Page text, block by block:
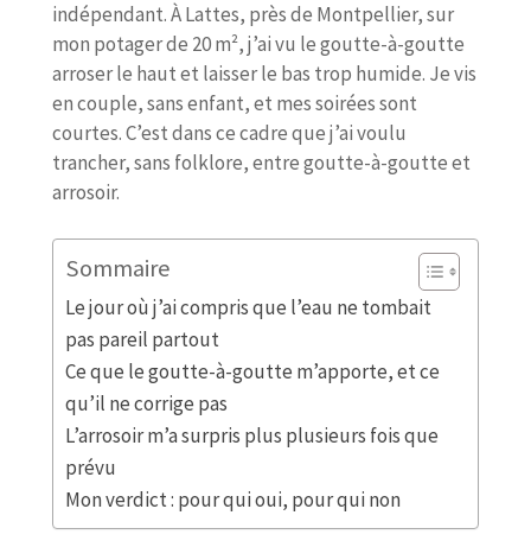
indépendant. À Lattes, près de Montpellier, sur
mon potager de 20 m², j’ai vu le goutte-à-goutte
arroser le haut et laisser le bas trop humide. Je vis
en couple, sans enfant, et mes soirées sont
courtes. C’est dans ce cadre que j’ai voulu
trancher, sans folklore, entre goutte-à-goutte et
arrosoir.
Sommaire
Le jour où j’ai compris que l’eau ne tombait
pas pareil partout
Ce que le goutte-à-goutte m’apporte, et ce
qu’il ne corrige pas
L’arrosoir m’a surpris plus plusieurs fois que
prévu
Mon verdict : pour qui oui, pour qui non